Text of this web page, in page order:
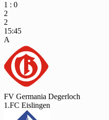
1 : 0
2
2
15:45
A
FV Germania Degerloch
1.FC Eislingen